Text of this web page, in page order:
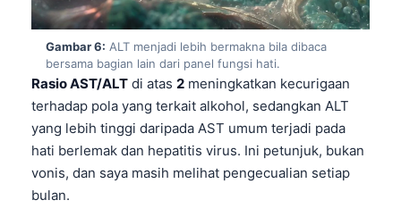
Gambar 6: ALT menjadi lebih bermakna bila dibaca
bersama bagian lain dari panel fungsi hati.
Rasio AST/ALT di atas 2 meningkatkan kecurigaan
terhadap pola yang terkait alkohol, sedangkan ALT
yang lebih tinggi daripada AST umum terjadi pada
hati berlemak dan hepatitis virus. Ini petunjuk, bukan
vonis, dan saya masih melihat pengecualian setiap
bulan.
Tiếng Việt
Tagalog
ไทย
ဗမာစာ
ភាសាខ្មែរ
Kiswahili